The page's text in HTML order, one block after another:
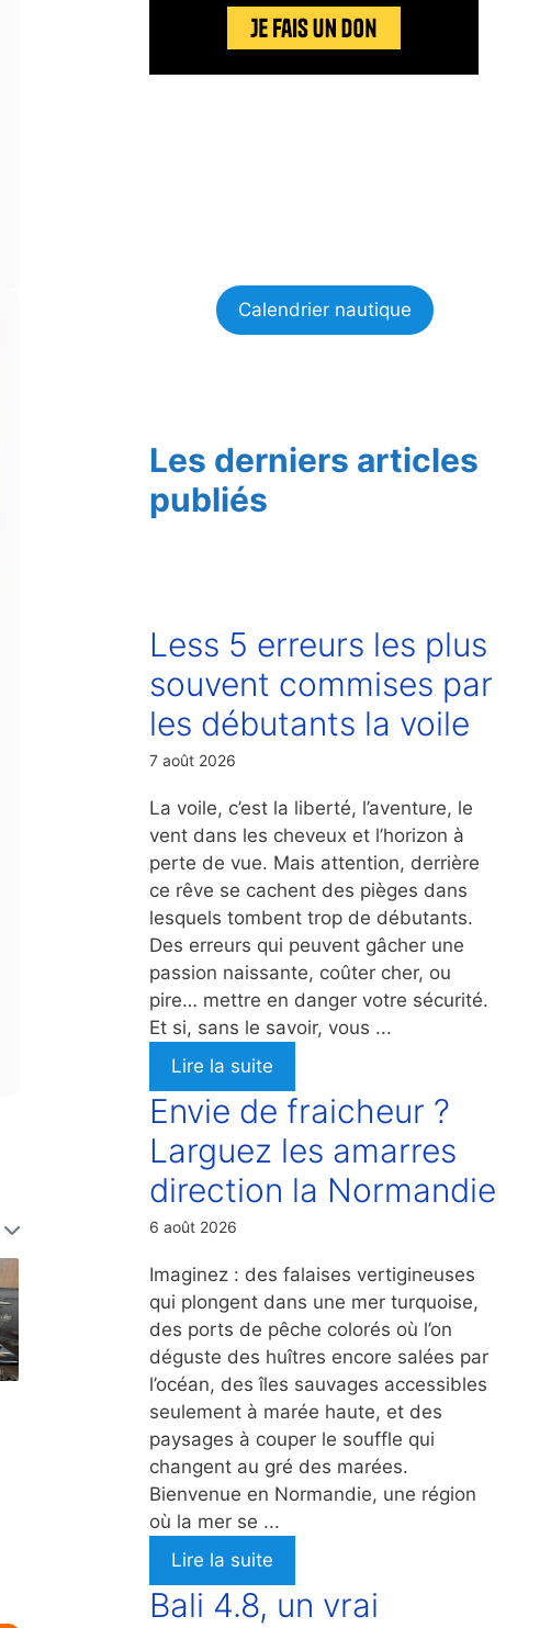
Calendrier nautique
Les derniers articles
publiés
Less 5 erreurs les plus
souvent commises par
les débutants la voile
7 août 2026
La voile, c’est la liberté, l’aventure, le
vent dans les cheveux et l’horizon à
perte de vue. Mais attention, derrière
ce rêve se cachent des pièges dans
lesquels tombent trop de débutants.
Des erreurs qui peuvent gâcher une
passion naissante, coûter cher, ou
pire… mettre en danger votre sécurité.
Et si, sans le savoir, vous ...
Lire la suite
Envie de fraicheur ?
Larguez les amarres
direction la Normandie
6 août 2026
Imaginez : des falaises vertigineuses
qui plongent dans une mer turquoise,
des ports de pêche colorés où l’on
déguste des huîtres encore salées par
l’océan, des îles sauvages accessibles
seulement à marée haute, et des
paysages à couper le souffle qui
changent au gré des marées.
Bienvenue en Normandie, une région
où la mer se ...
Lire la suite
Bali 4.8, un vrai